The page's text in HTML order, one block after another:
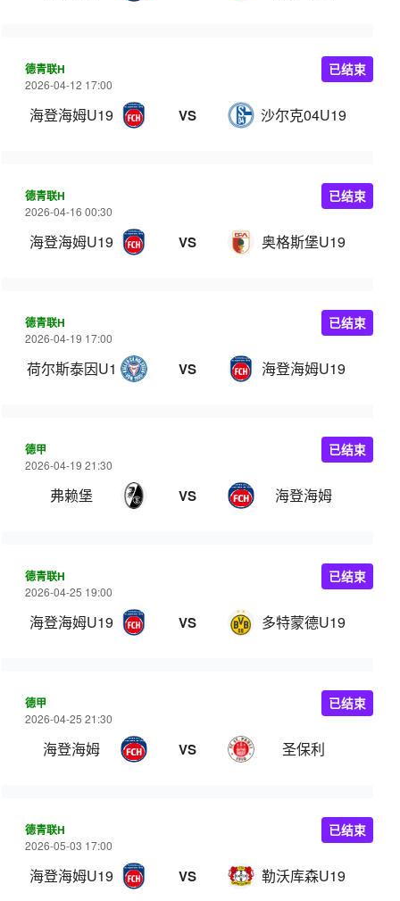
德青联H
2026-04-12 17:00
海登海姆U19 VS 沙尔克04U19
已结束
德青联H
2026-04-16 00:30
海登海姆U19 VS 奥格斯堡U19
已结束
德青联H
2026-04-19 17:00
荷尔斯泰因U19 VS 海登海姆U19
已结束
德甲
2026-04-19 21:30
弗赖堡 VS 海登海姆
已结束
德青联H
2026-04-25 19:00
海登海姆U19 VS 多特蒙德U19
已结束
德甲
2026-04-25 21:30
海登海姆 VS 圣保利
已结束
德青联H
2026-05-03 17:00
海登海姆U19 VS 勒沃库森U19
已结束